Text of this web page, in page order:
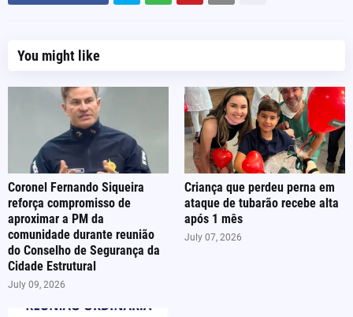
You might like
Coronel Fernando Siqueira
reforça compromisso de
aproximar a PM da
comunidade durante reunião
do Conselho de Segurança da
Cidade Estrutural
July 09, 2026
Criança que perdeu perna em
ataque de tubarão recebe alta
após 1 mês
July 07, 2026